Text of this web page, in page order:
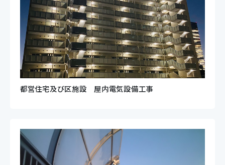
都営住宅及び区施設 屋内電気設備工事